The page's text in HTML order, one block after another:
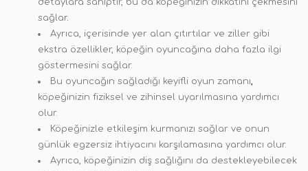
detaylara sahiptir, bu da köpeğinizin dikkatini çekmesini
sağlar.
Ayrıca, içerisinde yer alan çıtırtılar ve ziller gibi
ekstra özellikler, köpeğin oyuncağına daha fazla ilgi
göstermesini sağlar.
Bu oyuncağın sağladığı keyifli oyun zamanı,
köpeğinizin fiziksel ve zihinsel uyarılmasına yardımcı
olur.
Köpeğinizle etkileşim kurmanızı sağlar ve onun
günlük egzersiz ihtiyacını karşılamasına yardımcı olur.
Ayrıca, köpeğinizin diş sağlığını da destekleyebilecek